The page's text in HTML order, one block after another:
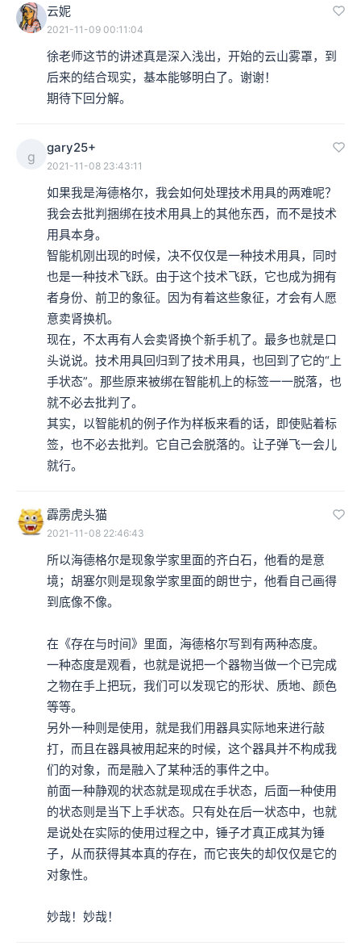
云妮
2021-11-09 00:11:04
徐老师这节的讲述真是深入浅出，开始的云山雾罩，到
后来的结合现实，基本能够明白了。谢谢！
期待下回分解。
g
gary25+
2021-11-08 23:43:11
如果我是海德格尔，我会如何处理技术用具的两难呢？
我会去批判捆绑在技术用具上的其他东西，而不是技术
用具本身。
智能机刚出现的时候，决不仅仅是一种技术用具，同时
也是一种技术飞跃。由于这个技术飞跃，它也成为拥有
者身份、前卫的象征。因为有着这些象征，才会有人愿
意卖肾换机。
现在，不太再有人会卖肾换个新手机了。最多也就是口
头说说。技术用具回归到了技术用具，也回到了它的“上
手状态”。那些原来被绑在智能机上的标签一一脱落，也
就不必去批判了。
其实，以智能机的例子作为样板来看的话，即使贴着标
签，也不必去批判。它自己会脱落的。让子弹飞一会儿
就行。
霹雳虎头猫
2021-11-08 22:46:43
所以海德格尔是现象学家里面的齐白石，他看的是意
境；胡塞尔则是现象学家里面的朗世宁，他看自己画得
到底像不像。
在《存在与时间》里面，海德格尔写到有两种态度。
一种态度是观看，也就是说把一个器物当做一个已完成
之物在手上把玩，我们可以发现它的形状、质地、颜色
等等。
另外一种则是使用，就是我们用器具实际地来进行敲
打，而且在器具被用起来的时候，这个器具并不构成我
们的对象，而是融入了某种活的事件之中。
前面一种静观的状态就是现成在手状态，后面一种使用
的状态则是当下上手状态。只有处在后一状态中，也就
是说处在实际的使用过程之中，锤子才真正成其为锤
子，从而获得其本真的存在，而它丧失的却仅仅是它的
对象性。
妙哉！妙哉！